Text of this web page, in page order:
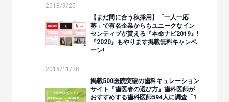
2018/9/25
【まだ間に合う秋採用】「一人一応
募」で有名企業からもユニークなイン
センティブが貰える『本命ナビ2019』!
『2020』もやります掲載無料キャンペ
ーン!
2018/11/28
掲載500医院突破の歯科キュレーション
サイト『歯医者の選び方』歯科医師が
おすすめする歯科医師594人に調査「1